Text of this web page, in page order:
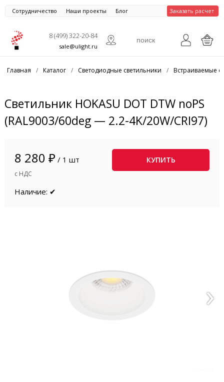
Сотрудничество Наши проекты Блог Заказать расчет
8 (499) 322-20-84
sale@ulight.ru
Главная / Каталог / Светодиодные светильники / Встраиваемые
Светильник HOKASU DOT DTW noPS
(RAL9003/60deg — 2.2-4K/20W/CRI97)
8 280 ₽ / 1 шт
с НДС
КУПИТЬ
Наличие: ✔